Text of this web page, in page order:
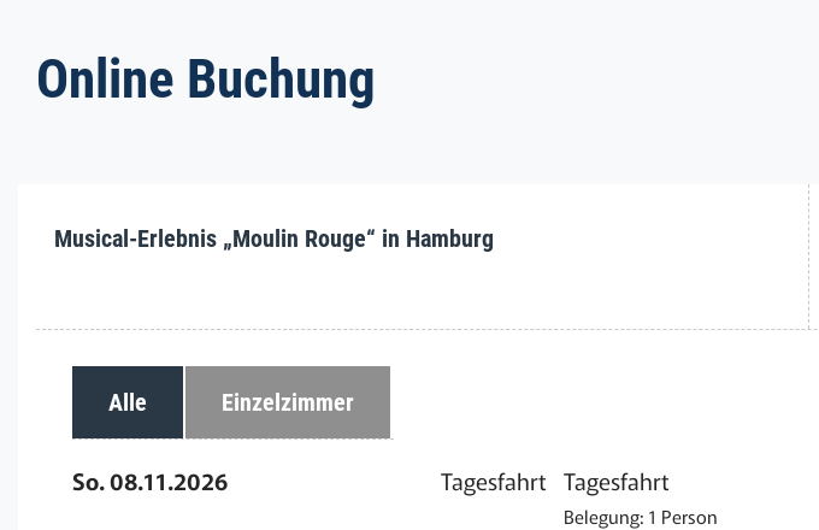
Online Buchung
Musical-Erlebnis „Moulin Rouge“ in Hamburg
Alle Einzelzimmer
So. 08.11.2026 Tagesfahrt Tagesfahrt
Belegung: 1 Person